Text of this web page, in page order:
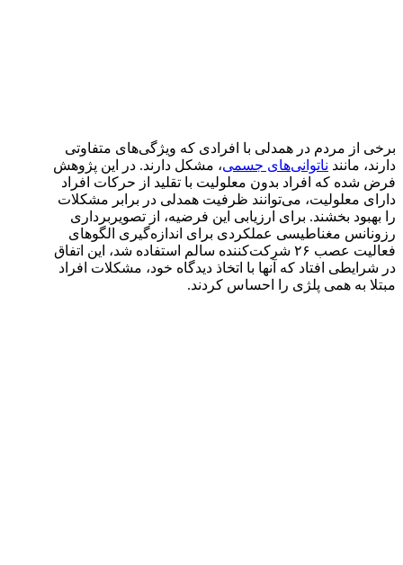
برخی از مردم در همدلی با افرادی که ویژگی‌های متفاوتی
دارند، مانند ناتوانی‌های جسمی، مشکل دارند. در این پژوهش
فرض شده که افراد بدون معلولیت با تقلید از حرکات افراد
دارای معلولیت، می‌توانند ظرفیت همدلی در برابر مشکلات
را بهبود بخشند. برای ارزیابی این فرضیه، از تصویربرداری
رزونانس مغناطیسی عملکردی برای اندازه‌گیری الگوهای
فعالیت عصب ۲۶ شرکت‌کننده سالم استفاده شد، این اتفاق
در شرایطی افتاد که آنها با اتخاذ دیدگاه خود، مشکلات افراد
مبتلا به همی پلژی را احساس کردند.